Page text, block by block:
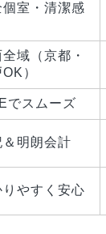
個室・清潔感
域（京都・
）
でスムーズ
＆明朗会計
りやすく安心